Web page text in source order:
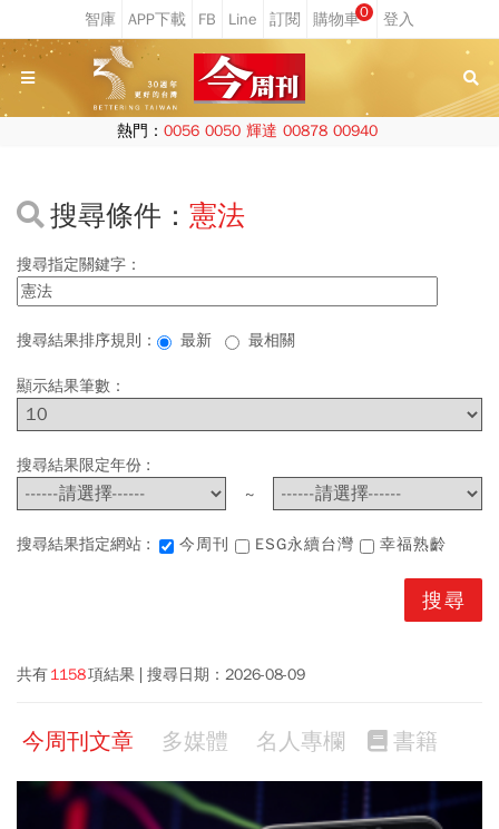
0
熱門： 0056 0050 輝達 00878 00940
搜尋條件： 憲法
搜尋指定關鍵字：
搜尋結果排序規則： 最新 最相關
顯示結果筆數：
搜尋結果限定年份 :
~
搜尋結果指定網站 : 今周刊 ESG永續台灣 幸福熟齡
共有1158項結果 搜尋日期： 2026-08-09
今周刊文章 多媒體 名人專欄 書籍